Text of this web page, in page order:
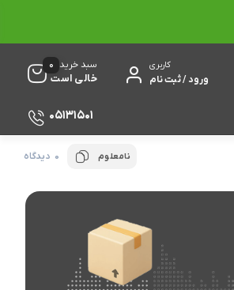
کاربری
ورود / ثبت نام
سبد خرید
خالی است
0
05131501
نامعلوم 0 دیدگاه